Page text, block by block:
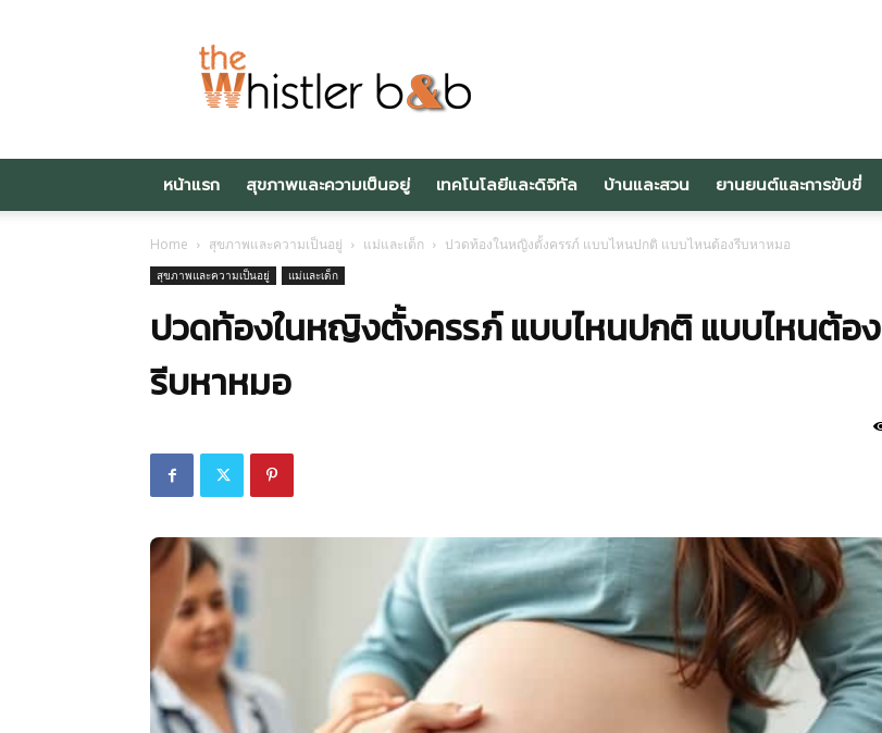
หน้าแรก สุขภาพและความเป็นอยู่ เทคโนโลยีและดิจิทัล บ้านและสวน ยานยนต์และการขับขี่
Home สุขภาพและความเป็นอยู่ แม่และเด็ก ปวดท้องในหญิงตั้งครรภ์ แบบไหนปกติ แบบไหนต้องรีบหาหมอ
สุขภาพและความเป็นอยู่ แม่และเด็ก
ปวดท้องในหญิงตั้งครรภ์ แบบไหนปกติ แบบไหนต้อง
รีบหาหมอ